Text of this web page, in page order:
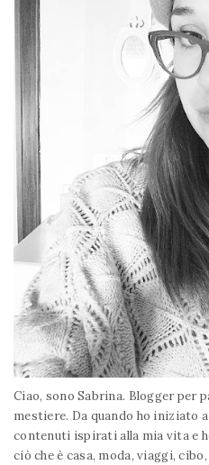
Ciao, sono Sabrina. Blogger per
mestiere. Da quando ho iniziato
contenuti ispirati alla mia vita e
ciò che è casa, moda, viaggi,